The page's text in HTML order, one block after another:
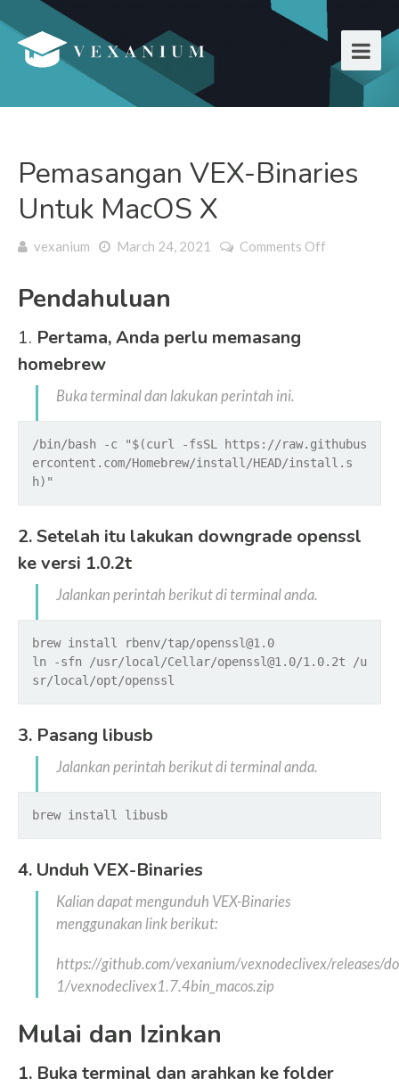
Pemasangan VEX-Binaries
Untuk MacOS X
vexanium March 24, 2021 Comments Off
Pendahuluan
1. Pertama, Anda perlu memasang
homebrew
Buka terminal dan lakukan perintah ini.
/bin/bash -c "$(curl -fsSL https://raw.githubus
ercontent.com/Homebrew/install/HEAD/install.s
h)"
2. Setelah itu lakukan downgrade openssl
ke versi 1.0.2t
Jalankan perintah berikut di terminal anda.
brew install rbenv/tap/openssl@1.0
ln -sfn /usr/local/Cellar/openssl@1.0/1.0.2t /u
sr/local/opt/openssl
3. Pasang libusb
Jalankan perintah berikut di terminal anda.
brew install libusb
4. Unduh VEX-Binaries
Kalian dapat mengunduh VEX-Binaries
menggunakan link berikut:
https://github.com/vexanium/vexnodeclivex/releases/
1/vexnodeclivex1.7.4bin_macos.zip
Mulai dan Izinkan
1. Buka terminal dan arahkan ke folder